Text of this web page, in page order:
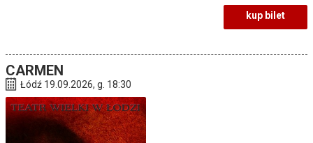
kup bilet
CARMEN
Łódź 19.09.2026, g. 18:30